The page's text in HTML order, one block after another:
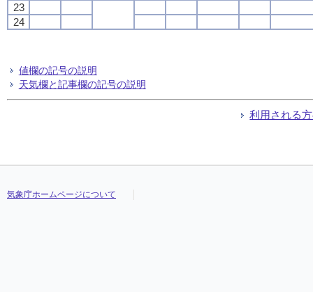
23
24
値欄の記号の説明
天気欄と記事欄の記号の説明
利用される
気象庁ホームページについて